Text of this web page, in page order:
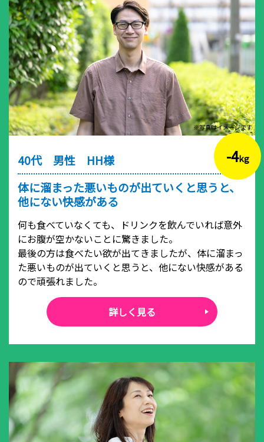
※写真はイメージです
-4kg
40代 男性 HH様
体に溜まった悪いものが出ていくと思うと、
他にない快感がある
何も食べていなくても、ドリンクを飲んでいれば意外
にお腹が空かないことに驚きました。
最後の方は食べたい欲が出てきましたが、体に溜まっ
た悪いものが出ていくと思うと、他にない快感がある
ので頑張れました。
詳しく見る